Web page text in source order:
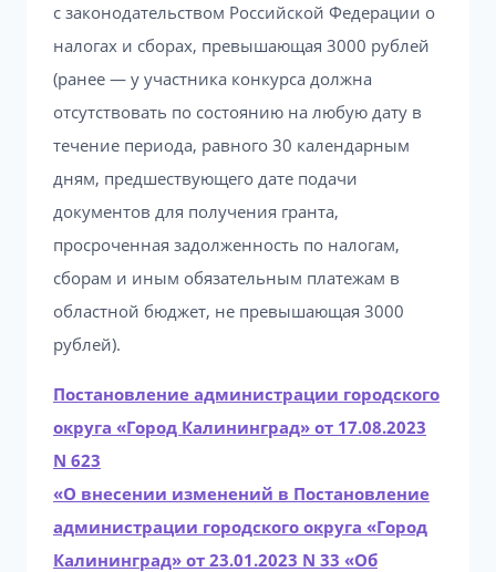
с законодательством Российской Федерации о
налогах и сборах, превышающая 3000 рублей
(ранее — у участника конкурса должна
отсутствовать по состоянию на любую дату в
течение периода, равного 30 календарным
дням, предшествующего дате подачи
документов для получения гранта,
просроченная задолженность по налогам,
сборам и иным обязательным платежам в
областной бюджет, не превышающая 3000
рублей).
Постановление администрации городского
округа «Город Калининград» от 17.08.2023
N 623
«О внесении изменений в Постановление
администрации городского округа «Город
Калининград» от 23.01.2023 N 33 «Об